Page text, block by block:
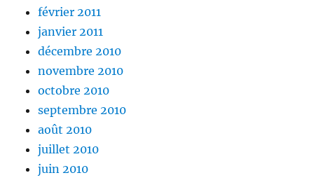
février 2011
janvier 2011
décembre 2010
novembre 2010
octobre 2010
septembre 2010
août 2010
juillet 2010
juin 2010